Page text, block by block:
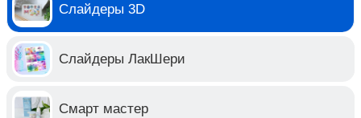
Слайдеры 3D
Слайдеры ЛакШери
Смарт мастер